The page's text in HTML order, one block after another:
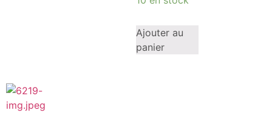
Ajouter au
panier